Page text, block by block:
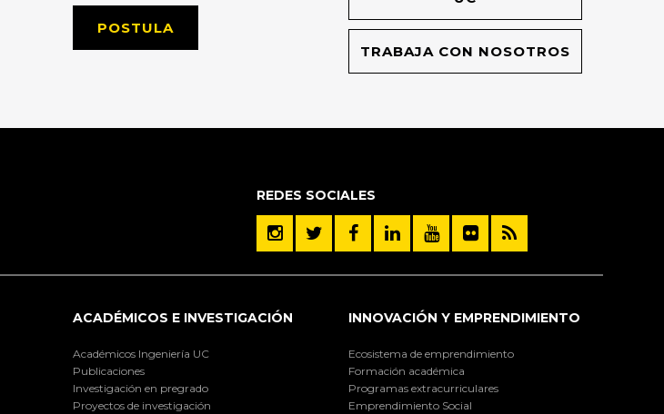
POSTULA
TRABAJA CON NOSOTROS
REDES SOCIALES
ACADÉMICOS E INVESTIGACIÓN
Académicos Ingeniería UC
Publicaciones
Investigación en pregrado
Proyectos de investigación
INNOVACIÓN Y EMPRENDIMIENTO
Ecosistema de emprendimiento
Formación académica
Programas extracurriculares
Emprendimiento Social